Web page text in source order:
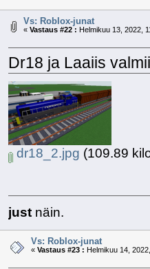
Vs: Roblox-junat
« Vastaus #22 : Helmikuu 13, 2022,
Dr18 ja Laaiis
dr18_2.jpg (109.89
just näin.
Vs: Roblox-junat
« Vastaus #23 : Helmikuu 14,